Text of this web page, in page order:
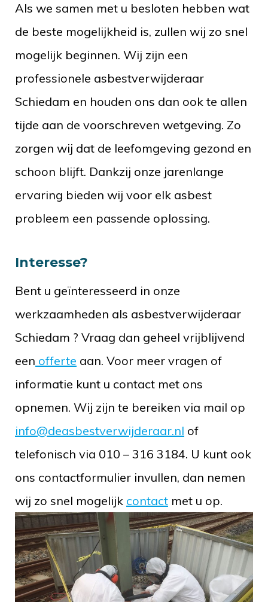
Als we samen met u besloten hebben wat
de beste mogelijkheid is, zullen wij zo snel
mogelijk beginnen. Wij zijn een
professionele asbestverwijderaar
Schiedam en houden ons dan ook te allen
tijde aan de voorschreven wetgeving. Zo
zorgen wij dat de leefomgeving gezond en
schoon blijft. Dankzij onze jarenlange
ervaring bieden wij voor elk asbest
probleem een passende oplossing.
Interesse?
Bent u geïnteresseerd in onze
werkzaamheden als asbestverwijderaar
Schiedam ? Vraag dan geheel vrijblijvend
een offerte aan. Voor meer vragen of
informatie kunt u contact met ons
opnemen. Wij zijn te bereiken via mail op
info@deasbestverwijderaar.nl of
telefonisch via 010 – 316 3184. U kunt ook
ons contactformulier invullen, dan nemen
wij zo snel mogelijk contact met u op.